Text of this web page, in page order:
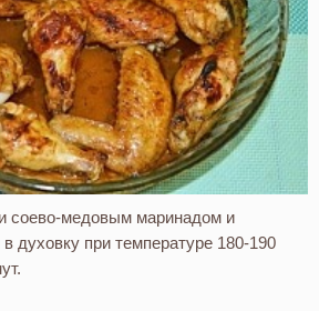
соево-медовым маринадом и
в духовку при температуре 180-190